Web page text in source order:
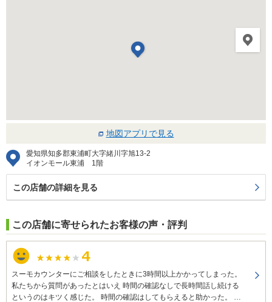
地図アプリで見る
愛知県知多郡東浦町大字緒川字旭13-2
イオンモール東浦 1階
この店舗の詳細を見る
この店舗に寄せられたお客様の声・評判
スーモカウンターにご相談をしたときに3時間以上かかってしまった。
私たちから質問があったとはいえ 時間の確認なしで長時間話し続ける
というのはキツく感じた。 時間の確認はしてもらえると助かった。 紹